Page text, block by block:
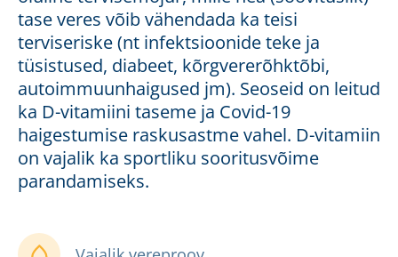
tase veres võib vähendada ka teisi
terviseriske (nt infektsioonide teke ja
tüsistused, diabeet, kõrgvererõhktõbi,
autoimmuunhaigused jm). Seoseid on leitud
ka D-vitamiini taseme ja Covid-19
haigestumise raskusastme vahel. D-vitamiin
on vajalik ka sportliku sooritusvõime
parandamiseks.